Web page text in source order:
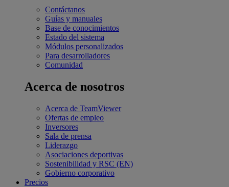
Contáctanos
Guías y manuales
Base de conocimientos
Estado del sistema
Módulos personalizados
Para desarrolladores
Comunidad
Acerca de nosotros
Acerca de TeamViewer
Ofertas de empleo
Inversores
Sala de prensa
Liderazgo
Asociaciones deportivas
Sostenibilidad y RSC (EN)
Gobierno corporativo
Precios